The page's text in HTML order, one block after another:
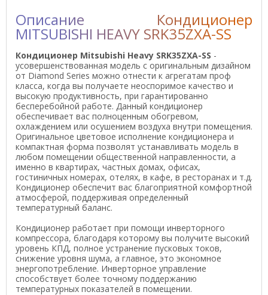
Описание Кондиционер
MITSUBISHI HEAVY SRK35ZXA-SS
Кондиционер Mitsubishi Heavy SRK35ZXA-SS -
усовершенствованная модель с оригинальным дизайном
от Diamond Series можно отнести к агрегатам проф
класса, когда вы получаете неоспоримое качество и
высокую продуктивность, при гарантированно
бесперебойной работе. Данный кондиционер
обеспечивает вас полноценным обогревом,
охлаждением или осушением воздуха внутри помещения.
Оригинальное цветовое исполнение кондиционера и
компактная форма позволят устанавливать модель в
любом помещении общественной направленности, а
именно в квартирах, частных домах, офисах,
гостиничных номерах, отелях, в кафе, в ресторанах и т.д.
Кондиционер обеспечит вас благоприятной комфортной
атмосферой, поддерживая определенный
температурный баланс.
Кондиционер работает при помощи инверторного
компрессора, благодаря которому вы получите высокий
уровень КПД, полное устранение пусковых токов,
снижение уровня шума, а главное, это экономное
энергопотребление. Инверторное управление
способствует более точному поддержанию
температурных показателей в помещении.